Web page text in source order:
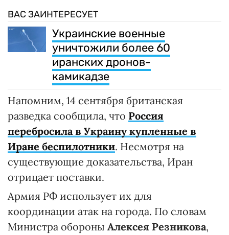
ВАС ЗАИНТЕРЕСУЕТ
Украинские военные
уничтожили более 60
иранских дронов-
камикадзе
Напомним, 14 сентября британская
разведка сообщила, что Россия
перебросила в Украину купленные в
Иране беспилотники. Несмотря на
существующие доказательства, Иран
отрицает поставки.
Армия РФ использует их для
координации атак на города. По словам
Министра обороны Алексея Резникова,